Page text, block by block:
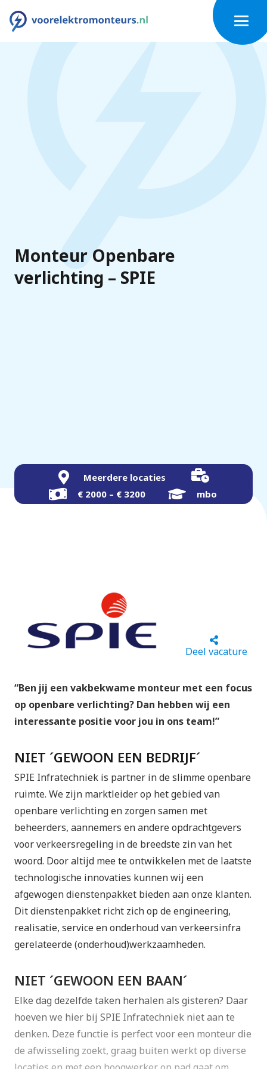
Monteur Openbare
verlichting – SPIE
Meerdere locaties
€ 2000 – € 3200
mbo
Deel vacature
“Ben jij een vakbekwame monteur met een focus
op openbare verlichting? Dan hebben wij een
interessante positie voor jou in ons team!”
NIET ´GEWOON EEN BEDRIJF´
SPIE Infratechniek is partner in de slimme openbare
ruimte. We zijn marktleider op het gebied van
openbare verlichting en zorgen samen met
beheerders, aannemers en andere opdrachtgevers
voor verkeersregeling in de breedste zin van het
woord. Door altijd mee te ontwikkelen met de laatste
technologische innovaties kunnen wij een
afgewogen dienstenpakket bieden aan onze klanten.
Dit dienstenpakket richt zich op de engineering,
realisatie, service en onderhoud van verkeersinfra
gerelateerde (onderhoud)werkzaamheden.
NIET ´GEWOON EEN BAAN´
Elke dag dezelfde taken herhalen als gisteren? Daar
hoeven we hier bij SPIE Infratechniek niet aan te
denken. Deze functie is perfect voor een monteur die
de afwisseling zoekt, graag buiten werkt op diverse